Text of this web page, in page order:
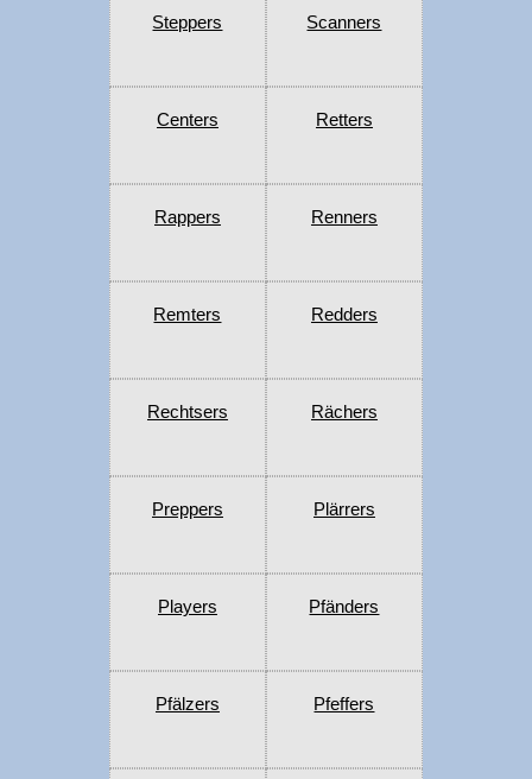
Steppers Scanners
Centers Retters
Rappers Renners
Remters Redders
Rechtsers Rächers
Preppers Plärrers
Players Pfänders
Pfälzers Pfeffers